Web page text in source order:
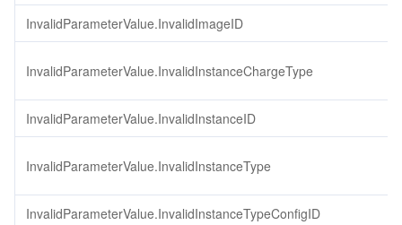
InvalidParameterValue.InvalidImageID
InvalidParameterValue.InvalidInstanceChargeType
InvalidParameterValue.InvalidInstanceID
InvalidParameterValue.InvalidInstanceType
InvalidParameterValue.InvalidInstanceTypeConfigID